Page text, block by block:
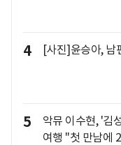
4 [사진]윤승아, 남
5
악뮤 이수현, '김
여행 "첫 만남에